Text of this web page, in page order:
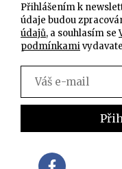
Přihlášením k
údaje budou
údajů, a souhlasím se
podmínkami